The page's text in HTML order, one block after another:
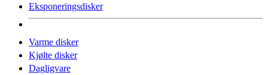
Eksponeringsdisker
Varme disker
Kjølte disker
Dagligvare